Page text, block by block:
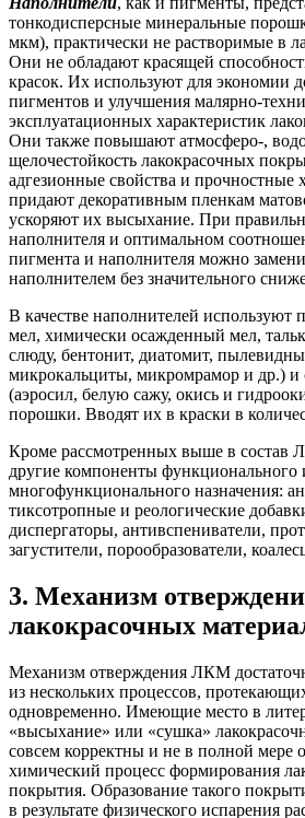
тонкодисперсные минеральные
мкм), практически не растворимые в
Они не обладают красящей
красок. Их используют для экономии
пигментов и улучшения малярно-
эксплуатационных характеристик
Они также повышают атмосферо-,
щелочестойкость лакокрасочных
адгезионные свойства и прочностные
придают декоративным пленкам
ускоряют их высыхание. При
наполнителя и оптимальном
пигмента и наполнителя можно
наполнителем без значительного
В качестве наполнителей используют
мел, химически осажденный мел,
слюду, бентонит, диатомит,
микрокальциты, микромрамор и др.) и
(аэросил, белую сажу, окись и
порошки. Вводят их в краски в
Кроме рассмотренных выше в состав
другие компоненты функционального
многофункционального назначения:
тиксотропные и реологические
диспергаторы, антивспениватели,
загустители, порообразователи,
3. Механизм
лакокрасочных
Механизм отверждения ЛКМ
из нескольких процессов,
одновременно. Имеющие место в
«высыхание» или «сушка»
совсем корректны и не в полной мере
химический процесс формирования
покрытия. Образование такого
в результате физического испарения